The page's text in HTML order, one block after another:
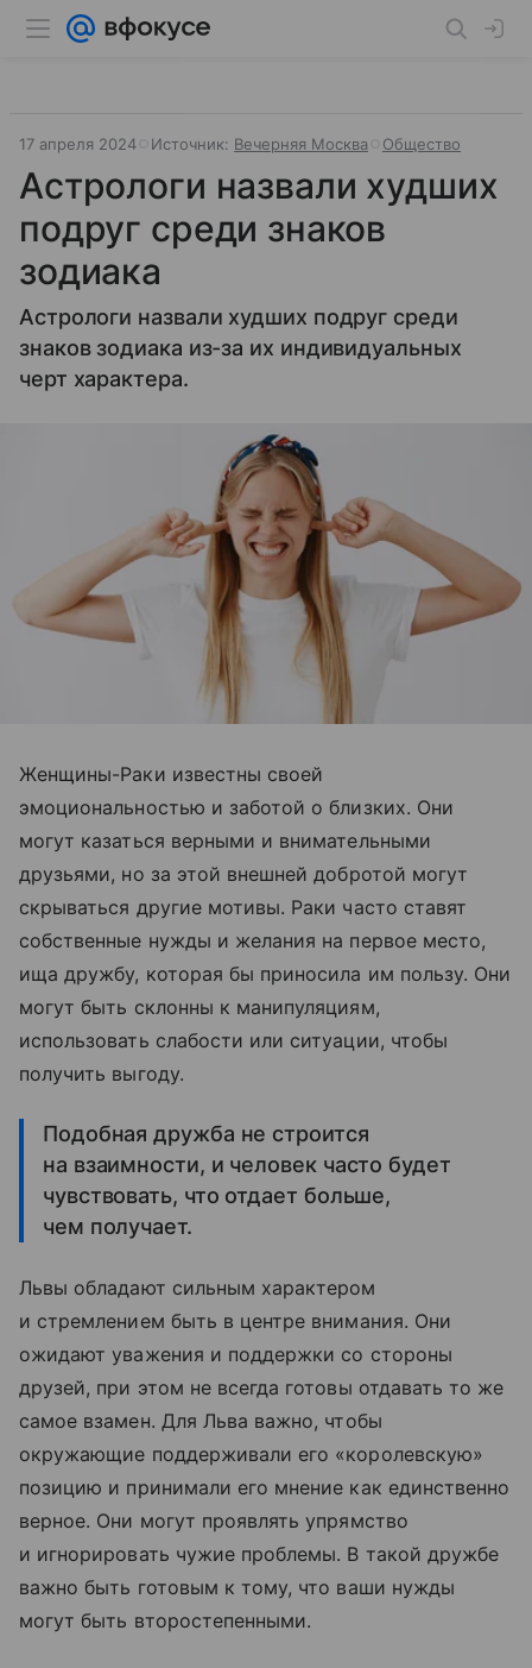
17 апреля 2024 Источник: Вечерняя Москва Общество
Астрологи назвали худших
подруг среди знаков
зодиака
Астрологи назвали худших подруг среди
знаков зодиака из-за их индивидуальных
черт характера.
Женщины-Раки известны своей
эмоциональностью и заботой о близких. Они
могут казаться верными и внимательными
друзьями, но за этой внешней добротой могут
скрываться другие мотивы. Раки часто ставят
собственные нужды и желания на первое место,
ища дружбу, которая бы приносила им пользу. Они
могут быть склонны к манипуляциям,
использовать слабости или ситуации, чтобы
получить выгоду.
Подобная дружба не строится
на взаимности, и человек часто будет
чувствовать, что отдает больше,
чем получает.
Львы обладают сильным характером
и стремлением быть в центре внимания. Они
ожидают уважения и поддержки со стороны
друзей, при этом не всегда готовы отдавать то же
самое взамен. Для Льва важно, чтобы
окружающие поддерживали его «королевскую»
позицию и принимали его мнение как единственно
верное. Они могут проявлять упрямство
и игнорировать чужие проблемы. В такой дружбе
важно быть готовым к тому, что ваши нужды
могут быть второстепенными.